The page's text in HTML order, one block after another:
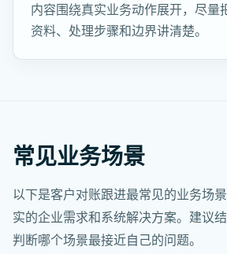
内容围绕真实业务动作展开，尽量
资料、处理步骤和边界讲清楚。
常见业务场景
以下是客户对账跟进最常见的业务场
实的企业需求和系统解决方案。建议
判断哪个场景最接近自己的问题。